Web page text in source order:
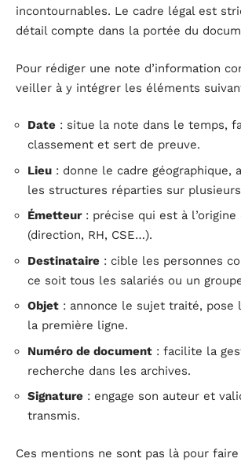
incontournables. Le cadre légal est
détail compte dans la portée du
Pour rédiger une note d’information
veiller à y intégrer les éléments
Date : situe la note dans le temps,
classement et sert de preuve.
Lieu : donne le cadre géographique,
les structures réparties sur
Émetteur: précise qui est à l’origine
(direction, RH, CSE…).
Destinataire : cible les personnes
ce soit tous les salariés ou un
Objet : annonce le sujet traité, pose
la première ligne.
Numéro de document : facilite la
recherche dans les archives.
Signature : engage son auteur et
transmis.
Ces mentions ne sont pas là pour